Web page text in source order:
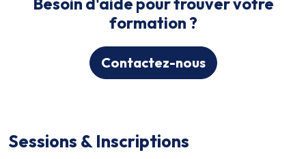
formation ?
Contactez-nous
Sessions & Inscriptions